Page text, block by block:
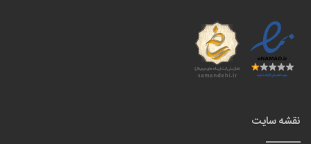
نقشه سایت